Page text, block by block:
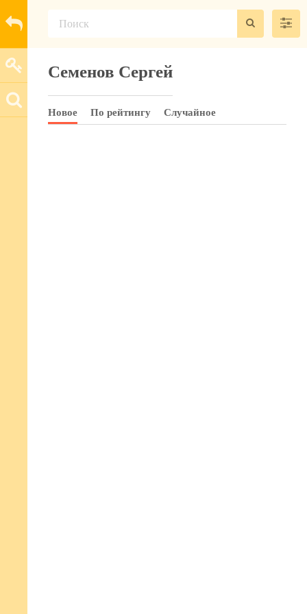
Семенов Сергей
Новое По рейтингу Случайное